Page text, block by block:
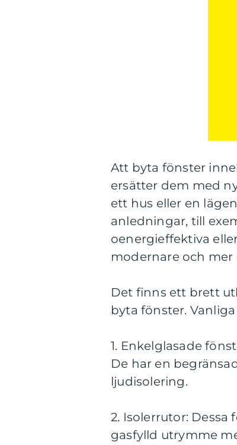
Att byta fönster
ersätter dem med
ett hus eller en
anledningar, till
oenergieffektiva
modernare och
Det finns ett brett
byta fönster.
1. Enkelglasade
De har en
ljudisolering.
2. Isolerrutor:
gasfylld utrymme